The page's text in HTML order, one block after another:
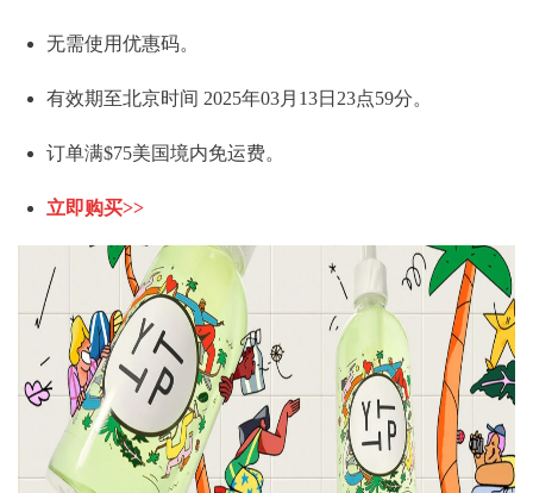
无需使用优惠码。
有效期至北京时间 2025年03月13日23点59分。
订单满$75美国境内免运费。
立即购买>>